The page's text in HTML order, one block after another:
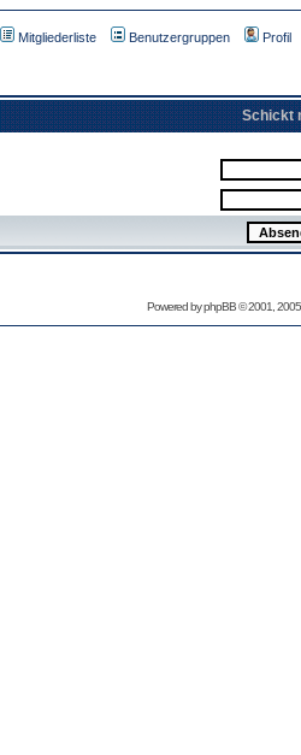
Mitgliederliste Benutzergruppen Profil
Schickt
Powered byphpBB© 2001,